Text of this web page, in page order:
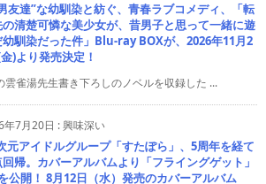
友達”な幼馴染と紡ぐ、青春ラブコメディ、「転
清楚可憐な美少女が、昔男子と思って一緒に遊
幼馴染だった件」Blu-ray BOXが、2026年11月2
)より発売決定！
雀湯先生書き下ろしのノベルを収録した ...
年7月20日 :興味深い
元アイドルグループ「すたぽら」、5周年を経て
回帰。カバーアルバムより「フライングゲット」
公開！ 8月12日（水）発売のカバーアルバム